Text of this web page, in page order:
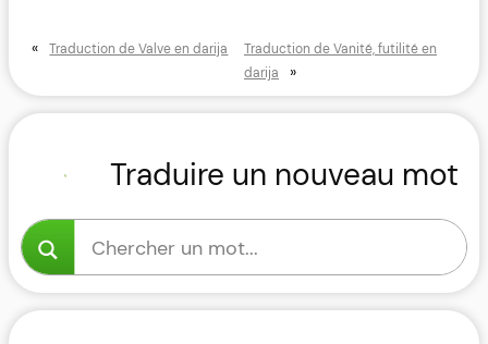
« Traduction de Valve en darija
Traduction de Vanité, futilité en
darija
»
Traduire un nouveau mot